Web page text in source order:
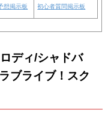
想掲示板 初心者質問掲示板
ディ/シャドバ
ブライブ！スク